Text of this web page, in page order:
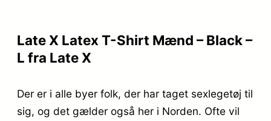
Late X Latex T-Shirt Mænd – Black –
L fra Late X
Der er i alle byer folk, der har taget sexlegetøj til
sig, og det gælder også her i Norden. Ofte vil